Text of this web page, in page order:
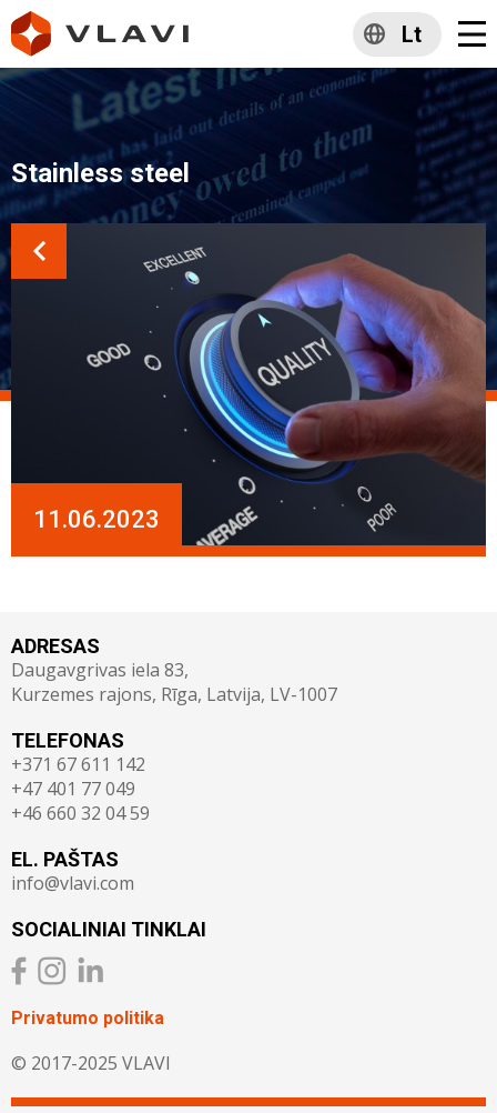
Lt
Stainless steel
11.06.2023
ADRESAS
Daugavgrivas iela 83,
Kurzemes rajons, Rīga, Latvija, LV-1007
TELEFONAS
+371 67 611 142
+47 401 77 049
+46 660 32 04 59
EL. PAŠTAS
info@vlavi.com
SOCIALINIAI TINKLAI
Privatumo politika
© 2017-2025 VLAVI